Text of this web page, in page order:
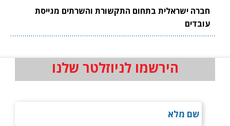
חברה ישראלית בתחום התקשורת והשרתים מגייסת
עובדים
הירשמו לניוזלטר שלנו